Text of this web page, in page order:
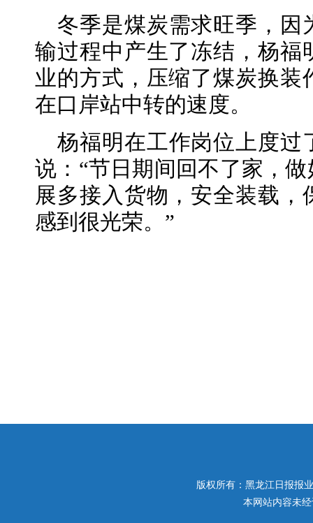
冬季是煤炭需求旺季，因
输过程中产生了冻结，杨福
业的方式，压缩了煤炭换
在口岸站中转的速度。
杨福明在工作岗位上度过
说：“节日期间回不了家，
展多接入货物，安全装载
感到很光荣。”
版权所有：黑龙江日报报
本网站内容未